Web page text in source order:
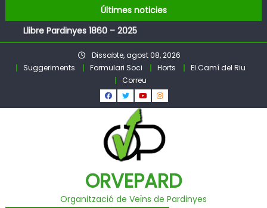
to
content
Últimes noticies
Pubilles i Hereus 2026
Llibre Pardinyes 1860 – 2025
Pubilles i Hereus – Festa Major PARDINYES 2026
BALL DE FESTA MAJORDissabte, agost 08, 2026
Suggeriments
Formulari Soci Horts
El Camí del Riu
Correu
ORVEPARD
Organització de Veïns de Pardinyes